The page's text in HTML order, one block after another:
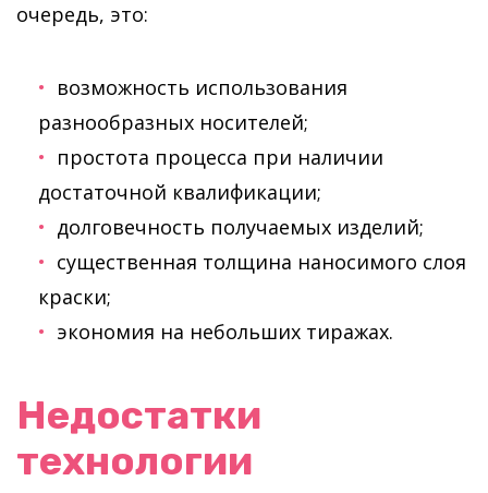
очередь, это:
возможность использования
разнообразных носителей;
простота процесса при наличии
достаточной квалификации;
долговечность получаемых изделий;
существенная толщина наносимого слоя
краски;
экономия на небольших тиражах.
Недостатки
технологии